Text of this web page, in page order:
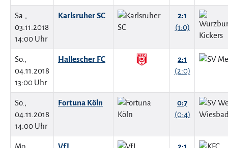
Sa.,
03.11.2018
14:00 Uhr
Karlsruher SC
2:1
(1:0)
So.,
04.11.2018
13:00 Uhr
Hallescher FC
2:1
(2:0)
So.,
04.11.2018
14:00 Uhr
Fortuna Köln
0:7
(0:4)
Mo.,
VfL
2:1